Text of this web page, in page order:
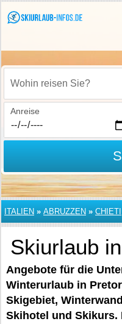
Wohin reisen Sie?
Anreise
ITALIEN » ABRUZZEN » CHIETI
Skiurlaub
Angebote für die
Winterurlaub in
Skigebiet,
Skihotel und Skikurs.